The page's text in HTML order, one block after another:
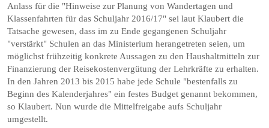
Anlass für die "Hinweise zur Planung von Wandertagen und
Klassenfahrten für das Schuljahr 2016/17" sei laut Klaubert die
Tatsache gewesen, dass im zu Ende gegangenen Schuljahr
"verstärkt" Schulen an das Ministerium herangetreten seien, um
möglichst frühzeitig konkrete Aussagen zu den Haushaltmitteln zur
Finanzierung der Reisekostenvergütung der Lehrkräfte zu erhalten.
In den Jahren 2013 bis 2015 habe jede Schule "bestenfalls zu
Beginn des Kalenderjahres" ein festes Budget genannt bekommen,
so Klaubert. Nun wurde die Mittelfreigabe aufs Schuljahr
umgestellt.